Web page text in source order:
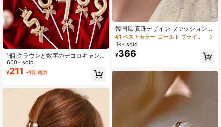
1個 クラウンと数字のデコロキャン
ドル、モダンなロウソククラウンと
数字デザインのケーキキャンドル、
誕生日会、入学、バレンタインデー
600+ sold
¥211 -1% 概算
韓国風 真珠デザイン ファッションイ
ヤリング 2個セット、エレガントな
女性用、秋冬アクセサリー
#1 ベストセラー
ゴールド ブライダルファッションイヤリング
1k+ sold
¥366